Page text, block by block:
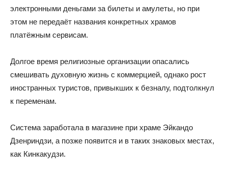
электронными деньгами за билеты и амулеты, но при
этом не передаёт названия конкретных храмов
платёжным сервисам.
Долгое время религиозные организации опасались
смешивать духовную жизнь с коммерцией, однако рост
иностранных туристов, привыкших к безналу, подтолкнул
к переменам.
Система заработала в магазине при храме Эйкандо
Дзенриндзи, а позже появится и в таких знаковых местах,
как Кинкакудзи.